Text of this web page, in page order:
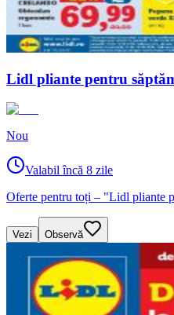
Lidl pliante pentru
Nou
Valabil încă 8 zile
Oferte pentru toți – "Lidl pliante
Vezi Observă